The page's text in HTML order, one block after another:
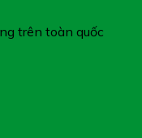
trên toàn quốc